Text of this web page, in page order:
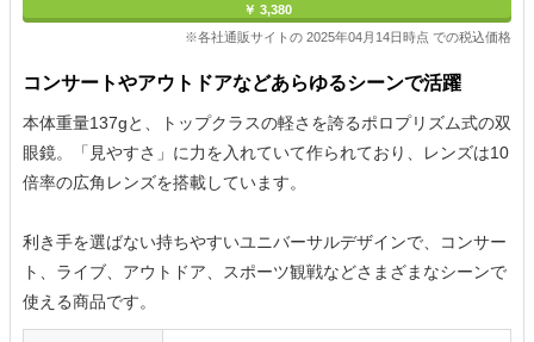
￥ 3,380
※各社通販サイトの 2025年04月14日時点 での税込価格
コンサートやアウトドアなどあらゆるシーンで活躍
本体重量137gと、トップクラスの軽さを誇るポロプリズム式の双
眼鏡。「見やすさ」に力を入れていて作られており、レンズは10
倍率の広角レンズを搭載しています。
利き手を選ばない持ちやすいユニバーサルデザインで、コンサー
ト、ライブ、アウトドア、スポーツ観戦などさまざまなシーンで
使える商品です。